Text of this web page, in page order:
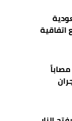
اتفاقية
بينهم طفل وامرأة.. 11 مصاباً